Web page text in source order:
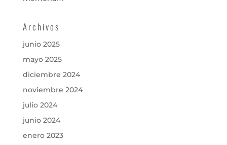
Archivos
junio 2025
mayo 2025
diciembre 2024
noviembre 2024
julio 2024
junio 2024
enero 2023